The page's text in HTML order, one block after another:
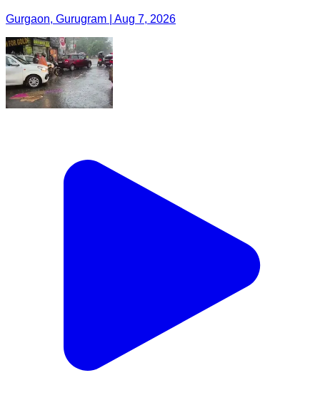
Gurgaon, Gurugram | Aug 7, 2026